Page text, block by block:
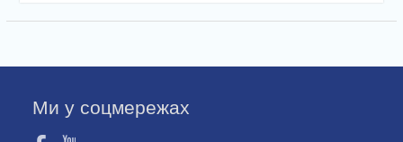
Ми у соцмережах